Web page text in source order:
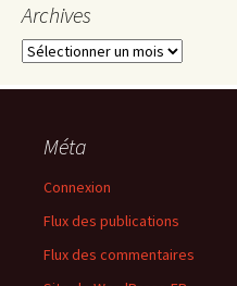
Archives
Archives
Méta
Connexion
Flux des publications
Flux des commentaires